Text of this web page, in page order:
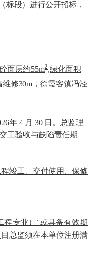
（标段）进行公开招标，
面层约55m2,绿化面积
修30m；徐霞客镇冯泾
年 4 月 30 日。总监理
工验收与缺陷责任期
竣工、交付使用、保修
程专业）”或具备有效期
总监须在本单位注册满